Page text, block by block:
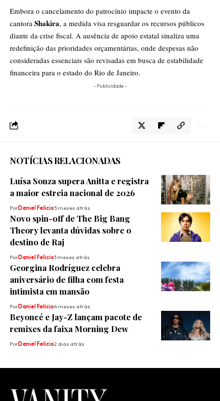
Embora o cancelamento do patrocínio impacte o evento da
cantora Shakira, a medida visa resguardar os recursos públicos
diante da crise fiscal. A ausência de apoio estatal sinaliza uma
redefinição das prioridades orçamentárias, onde despesas não
consideradas essenciais são revisadas em busca de estabilidade
financeira para o estado do Rio de Janeiro.
- Publicidade -
NOTÍCIAS RELACIONADAS
Luísa Sonza supera Anitta e registra
a maior estreia nacional de 2026
PorDaniel Felicio5 meses atrás
Novo spin-off de The Big Bang
Theory levanta dúvidas sobre o
destino de Raj
PorDaniel Felicio3 meses atrás
Georgina Rodríguez celebra
aniversário de filha com festa
intimista em mansão
PorDaniel Felicio4 meses atrás
Beyoncé e Jay-Z lançam pacote de
remixes da faixa Morning Dew
PorDaniel Felicio2 dias atrás